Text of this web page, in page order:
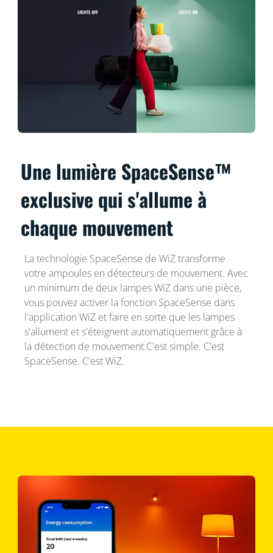
Une lumière SpaceSense™
exclusive qui s'allume à
chaque mouvement
La technologie SpaceSense de WiZ transforme
votre ampoules en détecteurs de mouvement. Avec
un minimum de deux lampes WiZ dans une pièce,
vous pouvez activer la fonction SpaceSense dans
l'application WiZ et faire en sorte que les lampes
s'allument et s'éteignent automatiquement grâce à
la détection de mouvement.C'est simple. C'est
SpaceSense. C'est WiZ.